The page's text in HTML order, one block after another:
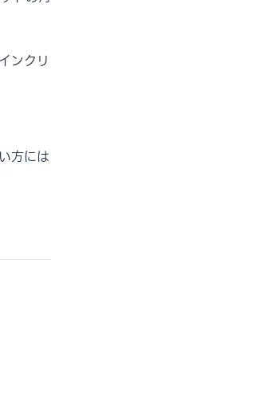
ンクリ
方には